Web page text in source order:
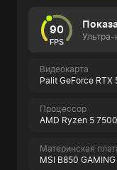
90
FPS Ультра-
Видеокарта
Palit GeForce RTX
Процессор
AMD Ryzen 5
Материнская
MSI B850